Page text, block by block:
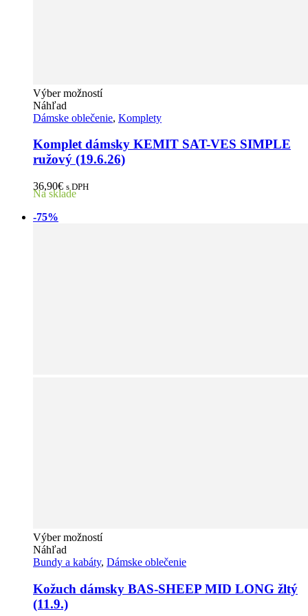
Výber možnostíTento
má
variantov.
Možnosti
si
Náhľad
Dámske oblečenie, Komplety
Komplet dámsky KEMIT SAT-VES SIMPLE
ružový (19.6.26)
36,90€ s DPH
Na sklade
-75%
Výber možnostíTento
má
variantov.
Možnosti
Náhľad
Bundy a kabáty, Dámske oblečenie
Kožuch dámsky BAS-SHEEP MID LONG žltý
(11.9.)